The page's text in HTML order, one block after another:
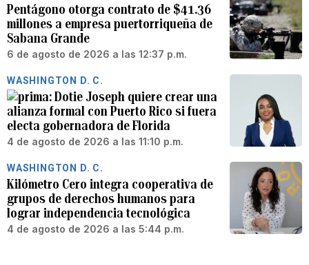
Pentágono otorga contrato de $41.36
millones a empresa puertorriqueña de
Sabana Grande
6 de agosto de 2026 a las 12:37 p.m.
WASHINGTON D. C.
Dotie Joseph quiere crear una
alianza formal con Puerto Rico si fuera
electa gobernadora de Florida
4 de agosto de 2026 a las 11:10 p.m.
WASHINGTON D. C.
Kilómetro Cero integra cooperativa de
grupos de derechos humanos para
lograr independencia tecnológica
4 de agosto de 2026 a las 5:44 p.m.